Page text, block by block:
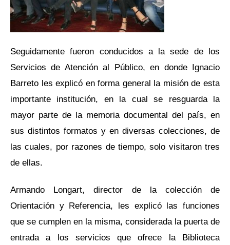
Seguidamente fueron conducidos a la sede de los
Servicios de Atención al Público, en donde Ignacio
Barreto les explicó en forma general la misión de esta
importante institución, en la cual se resguarda la
mayor parte de la memoria documental del país, en
sus distintos formatos y en diversas colecciones, de
las cuales, por razones de tiempo, solo visitaron tres
de ellas.
Armando Longart, director de la colección de
Orientación y Referencia, les explicó las funciones
que se cumplen en la misma, considerada la puerta de
entrada a los servicios que ofrece la Biblioteca